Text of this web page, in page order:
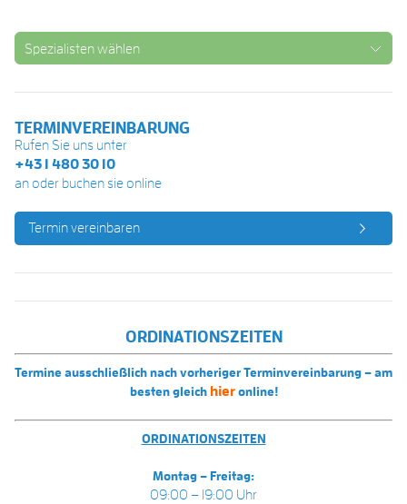
Spezialisten wählen
TERMINVEREINBARUNG
Rufen Sie uns unter
+43 1 480 30 10
an oder buchen sie online
Termin vereinbaren
ORDINATIONSZEITEN
Termine ausschließlich nach vorheriger Terminvereinbarung – am
besten gleich hieronline!
ORDINATIONSZEITEN
Montag – Freitag:
09:00 – 19:00 Uhr